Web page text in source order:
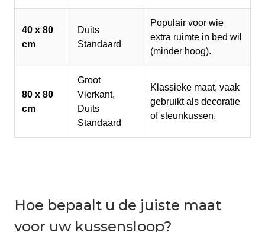
40 x 80
cm
Duits
Standaard
Populair voor wie
extra ruimte in bed wil
(minder hoog).
80 x 80
cm
Groot
Vierkant,
Duits
Standaard
Klassieke maat, vaak
gebruikt als decoratie
of steunkussen.
Hoe bepaalt u de juiste maat
voor uw kussensloop?